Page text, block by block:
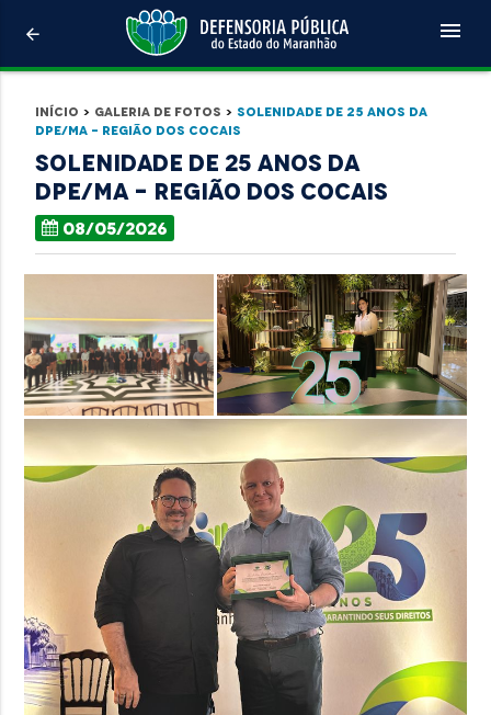
arrow_back menu
Início > Galeria de Fotos >Solenidade de 25 anos da
DPE/MA - Região dos Cocais
Solenidade de 25 anos da
DPE/MA - Região dos Cocais
08/05/2026